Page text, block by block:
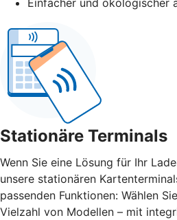
Stationäre Terminals
Wenn Sie eine Lösung für Ihr
unsere stationären
passenden Funktionen: Wählen
Vielzahl von Modellen – mit